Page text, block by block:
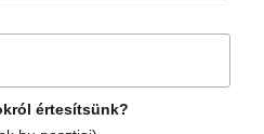
értesítsünk?